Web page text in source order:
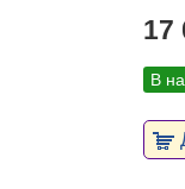
17
В